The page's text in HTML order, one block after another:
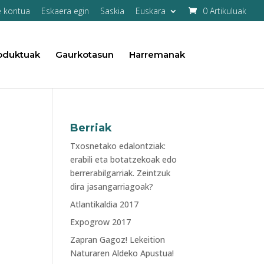
kontua Eskaera egin Saskia Euskara 0 Artikuluak
Gaurkotasun Harremanak
Berriak
Txosnetako edalontziak:
erabili eta botatzekoak edo
berrerabilgarriak. Zeintzuk
dira jasangarriagoak?
Atlantikaldia 2017
Expogrow 2017
Zapran Gagoz! Lekeition
Naturaren Aldeko Apustua!